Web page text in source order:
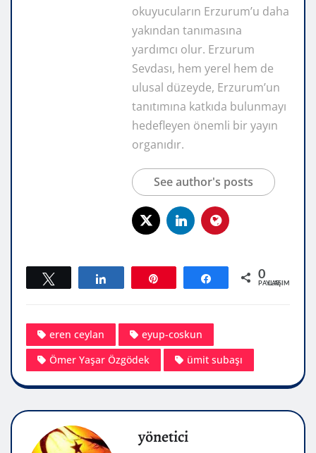
okuyucuların Erzurum’u daha
yakından tanımasına
yardımcı olur. Erzurum
Sevdası, hem yerel hem de
ulusal düzeyde, Erzurum’un
tanıtımına katkıda bulunmayı
hedefleyen önemli bir yayın
organıdır.
See author's posts
Tweetle Paylaş 0
PAYLAŞIMLAR
eren ceylan
eyup-coskun
Ömer Yaşar Özgödek
ümit subaşı
yönetici